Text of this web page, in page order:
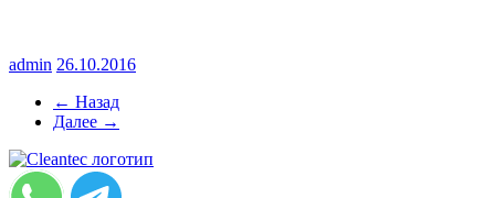
admin 26.10.2016
← Назад
Далее →